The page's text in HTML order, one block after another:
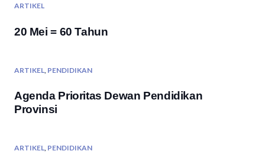
ARTIKEL
20 Mei = 60 Tahun
ARTIKEL PENDIDIKAN
Agenda Prioritas Dewan Pendidikan
Provinsi
ARTIKEL, PENDIDIKAN